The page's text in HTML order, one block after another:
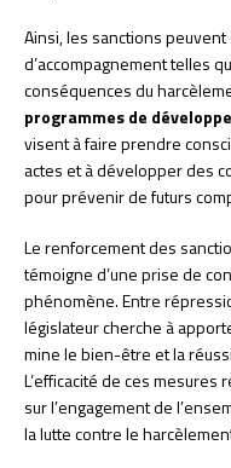
Ainsi, les sanctions
d’accompagnement telles
conséquences du
programmes de
visent à faire prendre
actes et à développer des
pour prévenir de futurs
Le renforcement des
témoigne d’une prise de
phénomène. Entre
législateur cherche à
mine le bien-être et la
L’efficacité de ces
sur l’engagement de
la lutte contre le